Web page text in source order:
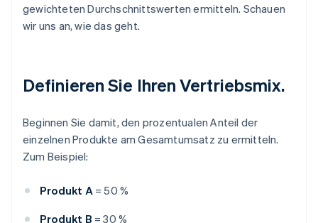
gewichteten Durchschnittswerten ermitteln. Schauen
wir uns an, wie das geht.
Definieren Sie Ihren Vertriebsmix.
Beginnen Sie damit, den prozentualen Anteil der
einzelnen Produkte am Gesamtumsatz zu ermitteln.
Zum Beispiel:
Produkt A= 50 %
Produkt B = 30 %